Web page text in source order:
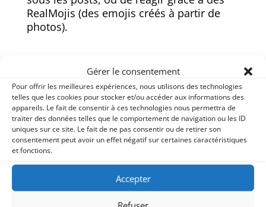
Gérer le consentement
Pour offrir les meilleures expériences, nous utilisons des technologies
telles que les cookies pour stocker et/ou accéder aux informations des
appareils. Le fait de consentir à ces technologies nous permettra de
traiter des données telles que le comportement de navigation ou les ID
uniques sur ce site. Le fait de ne pas consentir ou de retirer son
consentement peut avoir un effet négatif sur certaines caractéristiques
et fonctions.
Accepter
Refuser
Comme tous les réseaux sociaux, il sera
possible d’ interagir sur BeReal. Il est
possible de publier des commentaires
Le bilan des experts et des premières
expériences
D’après des experts, après 2 ans
d’existence et une croissance stable,
BeReal semble gagner davantage en